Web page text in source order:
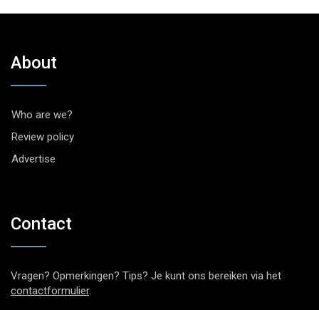
About
Who are we?
Review policy
Advertise
Contact
Vragen? Opmerkingen? Tips? Je kunt ons bereiken via het
contactformulier.